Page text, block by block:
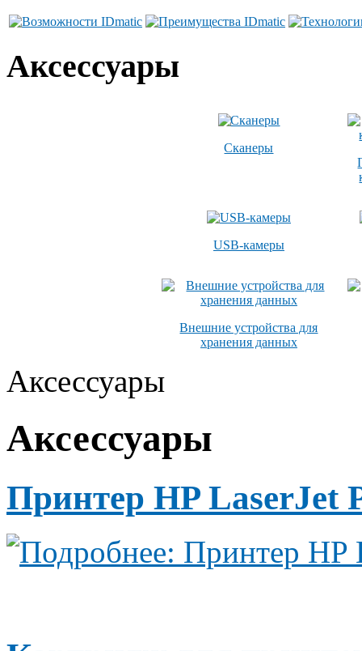
Аксессуары
Сканеры
USB-камеры
Внешние устройства для
хранения данных
Аксессуары
Аксессуары
Принтер HP LaserJet
Подробнее: Принтер HP